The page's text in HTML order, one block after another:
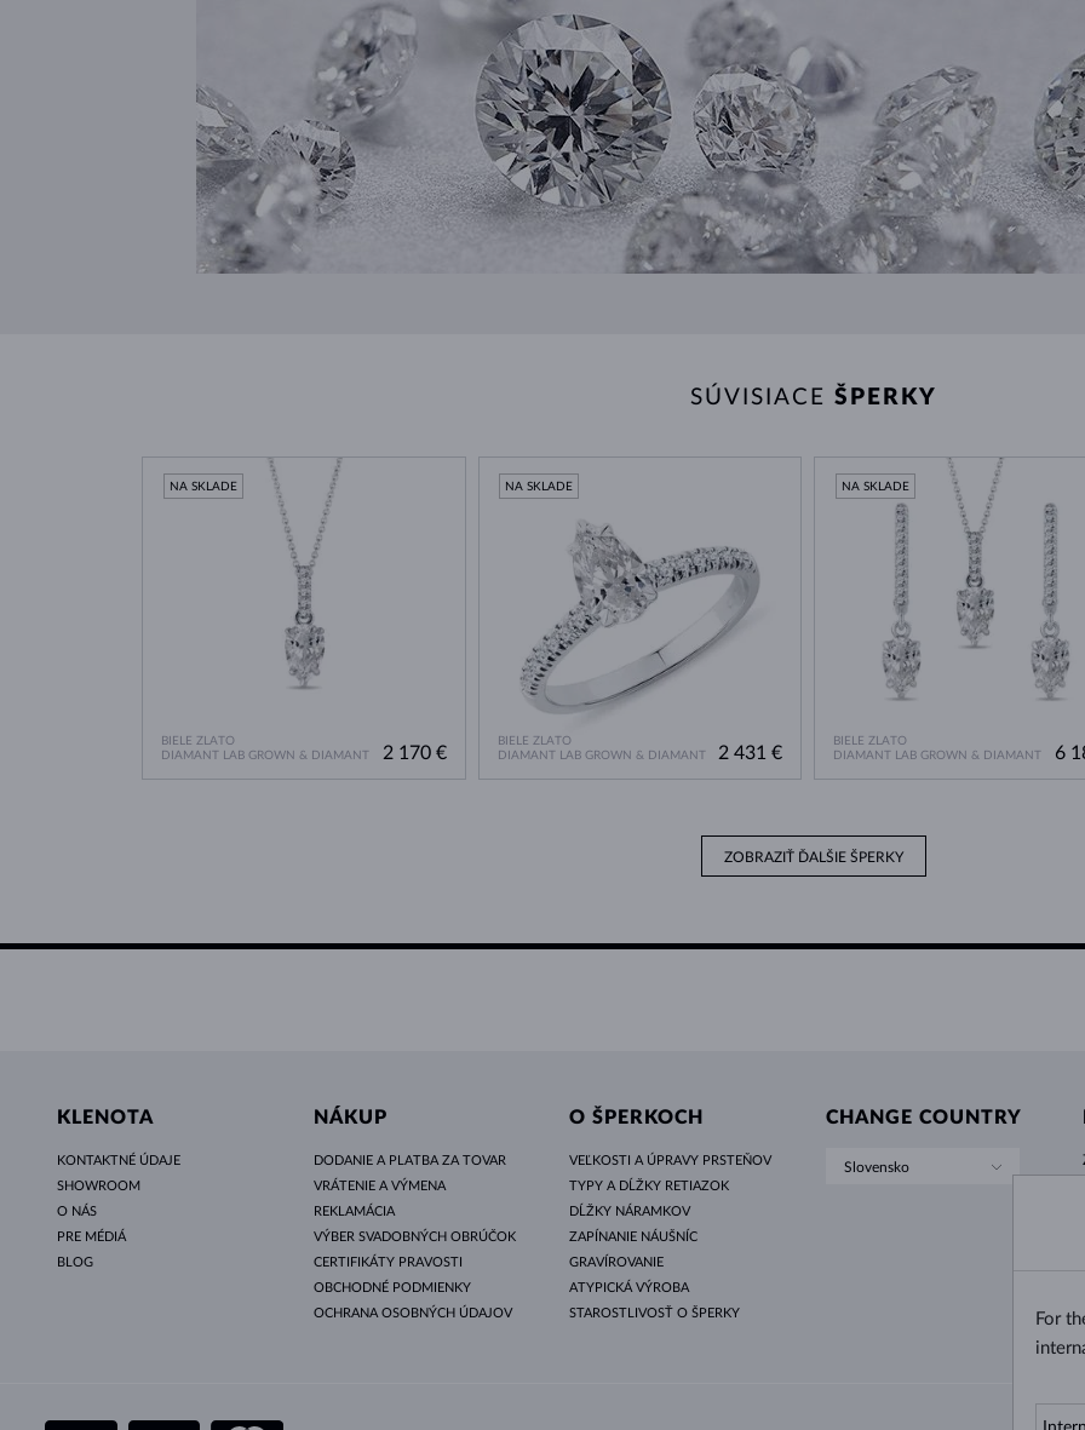
SÚVISIACE ŠPERKY
BIELE ZLATO
DIAMANT LAB GROWN & DIAMANT
NA SKLADE
2 170 €
BIELE ZLATO
DIAMANT LAB GROWN & DIAMANT
NA SKLADE
2 431 €
BIELE ZLATO
DIAMANT LAB GROWN & DIAMANT
NA SKLADE
6
ZOBRAZIŤ ĎALŠIE ŠPERKY
KLENOTA
KONTAKTNÉ ÚDAJE
SHOWROOM
O NÁS
PRE MÉDIÁ
BLOG
NÁKUP
DODANIE A PLATBA ZA TOVAR
VRÁTENIE A VÝMENA
REKLAMÁCIA
VÝBER SVADOBNÝCH OBRÚČOK
CERTIFIKÁTY PRAVOSTI
OBCHODNÉ PODMIENKY
OCHRANA OSOBNÝCH ÚDAJOV
O ŠPERKOCH
VEĽKOSTI A ÚPRAVY PRSTEŇOV
TYPY A DĹŽKY RETIAZOK
DĹŽKY NÁRAMKOV
ZAPÍNANIE NÁUŠNÍC
GRAVÍROVANIE
ATYPICKÁ VÝROBA
STAROSTLIVOSŤ O ŠPERKY
CHANGE COUNTRY
Slovensko
For